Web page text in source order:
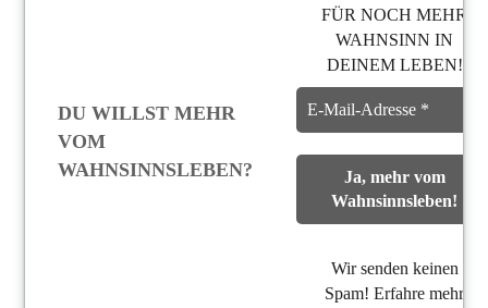
DU WILLST MEHR
VOM
WAHNSINNSLEBEN?
FÜR NOCH MEHR
WAHNSINN IN
DEINEM LEBEN!
Wir senden keinen
Spam! Erfahre mehr